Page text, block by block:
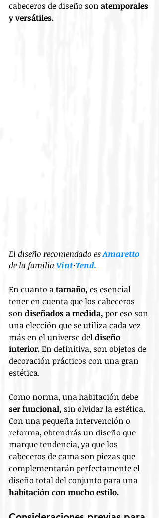
cabeceros de diseño son atemporales
y versátiles.
El diseño recomendado es Amaretto
de la familia Vint·Tend.
En cuanto a tamaño, es esencial
tener en cuenta que los cabeceros
son diseñados a medida, por eso son
una elección que se utiliza cada vez
más en el universo del diseño
interior. En definitiva, son objetos de
decoración prácticos con una gran
estética.
Como norma, una habitación debe
ser funcional, sin olvidar la estética.
Con una pequeña intervención o
reforma, obtendrás un diseño que
marque tendencia, ya que los
cabeceros de cama son piezas que
complementarán perfectamente el
diseño total del conjunto para una
habitación con mucho estilo.